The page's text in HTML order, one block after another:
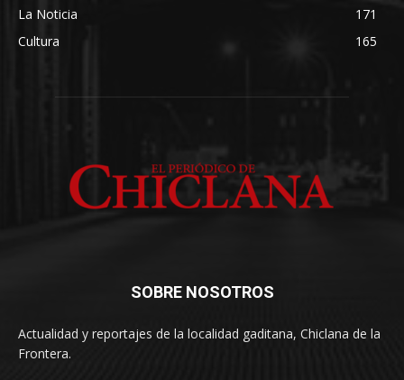
La Noticia
171
Cultura
165
SOBRE NOSOTROS
Actualidad y reportajes de la localidad gaditana, Chiclana de la
Frontera.